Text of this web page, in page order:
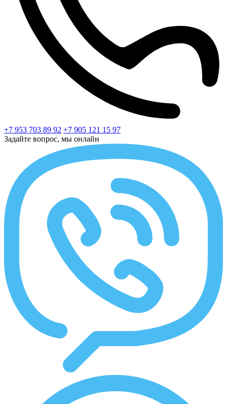
+7 953 703 89 92 +7 905 121 15 97
Задайте вопрос, мы онлайн